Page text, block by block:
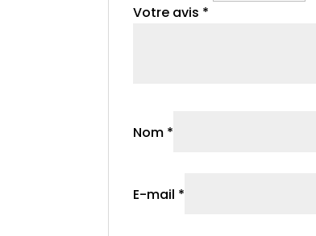
Votre avis *
Nom *
E-mail *